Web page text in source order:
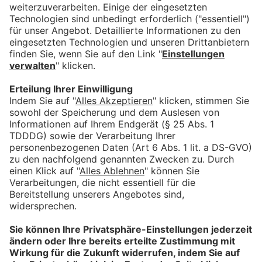
Hier die letzten Sendungen
ansehen:
Mehr Videos